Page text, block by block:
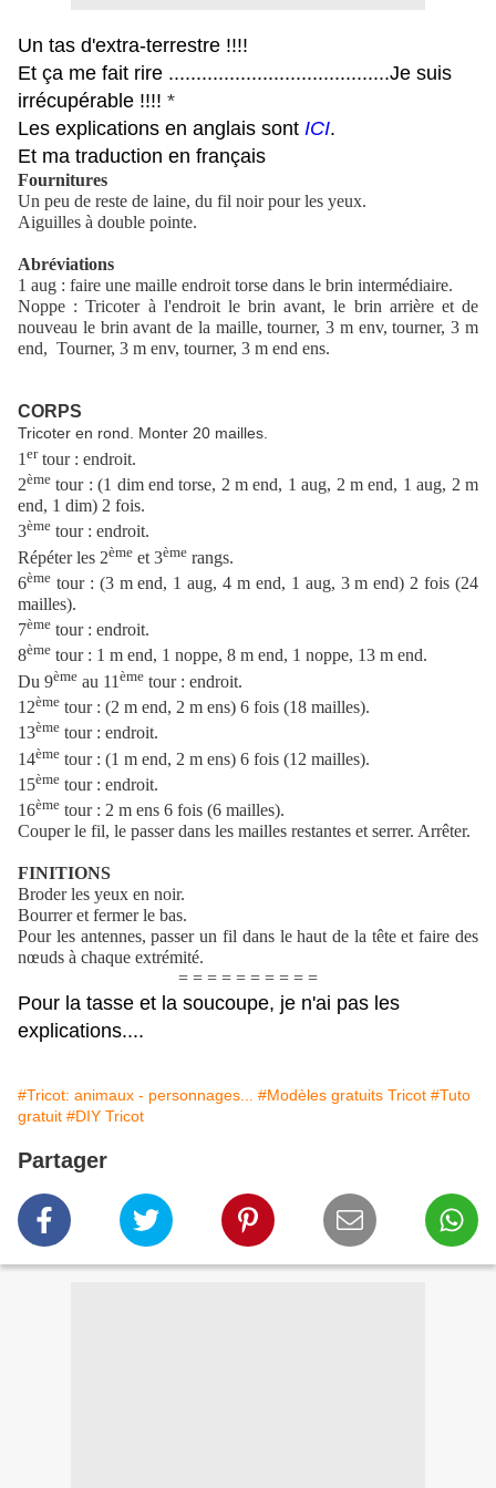
Un tas d'extra-terrestre !!!!
Et ça me fait rire ........................................Je suis
irrécupérable !!!! *
Les explications en anglais sont ICI.
Et ma traduction en français
Fournitures
Un peu de reste de laine, du fil noir pour les yeux.
Aiguilles à double pointe.
Abréviations
1 aug : faire une maille endroit torse dans le brin intermédiaire.
Noppe : Tricoter à l'endroit le brin avant, le brin arrière et de
nouveau le brin avant de la maille, tourner, 3 m env, tourner, 3 m
end, Tourner, 3 m env, tourner, 3 m end ens.
CORPS
Tricoter en rond. Monter 20 mailles.
1 ertour : endroit.
2ème tour : (1 dim end torse, 2 m end, 1 aug, 2 m end, 1 aug, 2 m
end, 1 dim) 2 fois.
3ème tour : endroit.
Répéter les 2ème et 3ème rangs.
6ème tour : (3 m end, 1 aug, 4 m end, 1 aug, 3 m end) 2 fois (24
mailles).
7ème tour : endroit.
8ème tour : 1 m end, 1 noppe, 8 m end, 1 noppe, 13 m end.
Du 9ème au 11 ème tour : endroit.
12ème tour : (2 m end, 2 m ens) 6 fois (18 mailles).
13ème tour : endroit.
14ème tour : (1 m end, 2 m ens) 6 fois (12 mailles).
15ème tour : endroit.
16ème tour : 2 m ens 6 fois (6 mailles).
Couper le fil, le passer dans les mailles restantes et serrer. Arrêter.
FINITIONS
Broder les yeux en noir.
Bourrer et fermer le bas.
Pour les antennes, passer un fil dans le haut de la tête et faire des
nœuds à chaque extrémité.
= = = = = = = = = =
Pour la tasse et la soucoupe, je n'ai pas les
explications....
#Tricot: animaux - personnages... #Modèles gratuits Tricot #Tuto
gratuit #DIY Tricot
Partager